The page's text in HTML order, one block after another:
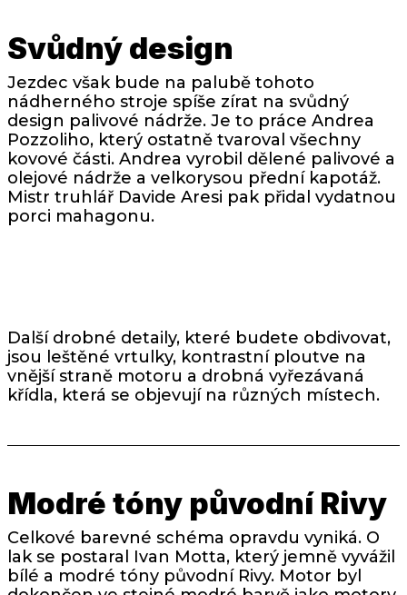
Svůdný design
Jezdec však bude na palubě tohoto
nádherného stroje spíše zírat na svůdný
design palivové nádrže. Je to práce Andrea
Pozzoliho, který ostatně tvaroval všechny
kovové části. Andrea vyrobil dělené palivové a
olejové nádrže a velkorysou přední kapotáž.
Mistr truhlář Davide Aresi pak přidal vydatnou
porci mahagonu.
Další drobné detaily, které budete obdivovat,
jsou leštěné vrtulky, kontrastní ploutve na
vnější straně motoru a drobná vyřezávaná
křídla, která se objevují na různých místech.
Modré tóny původní Rivy
Celkové barevné schéma opravdu vyniká. O
lak se postaral Ivan Motta, který jemně vyvážil
bílé a modré tóny původní Rivy. Motor byl